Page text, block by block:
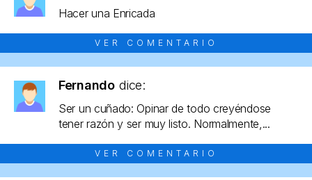
Hacer una Enricada
VER COMENTARIO
Fernando dice:
Ser un cuñado: Opinar de todo creyéndose
tener razón y ser muy listo. Normalmente,...
VER COMENTARIO